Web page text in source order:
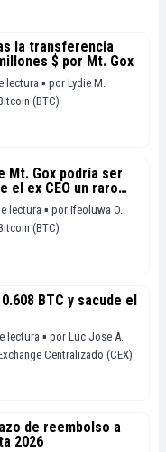
la transferencia
$ por Mt. Gox
lectura ▪ por Lydie M.
(BTC)
Mt. Gox podría ser
el ex CEO un raro
lectura ▪ por Ifeoluwa O.
(BTC)
BTC y sacude el
lectura ▪ por Luc Jose A.
Centralizado (CEX)
de reembolso a
2026